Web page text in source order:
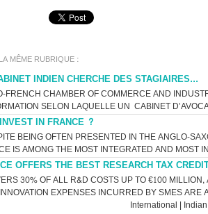
MÊME RUBRIQUE :
INDIEN CHERCHE DES STAGIAIRES...
FRENCH CHAMBER OF COMMERCE AND
SELON LAQUELLE UN CABINET
IN FRANCE ?
BEING OFTEN PRESENTED IN THE ANGLO-
IS AMONG THE MOST INTEGRATED AND MOST
OFFERS THE BEST RESEARCH TAX
30% OF ALL R&D COSTS UP TO €100
EXPENSES INCURRED BY SMES ARE
International |